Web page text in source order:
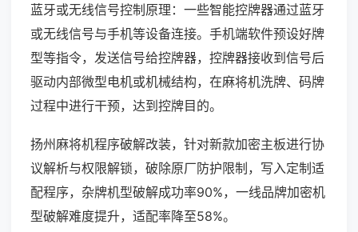
蓝牙或无线信号控制原理：一些智能控牌器通过蓝牙
或无线信号与手机等设备连接。手机端软件预设好牌
型等指令，发送信号给控牌器，控牌器接收到信号后
驱动内部微型电机或机械结构，在麻将机洗牌、码牌
过程中进行干预，达到控牌目的。
扬州麻将机程序破解改装，针对新款加密主板进行协
议解析与权限解锁，破除原厂防护限制，写入定制适
配程序，杂牌机型破解成功率90%，一线品牌加密机
型破解难度提升，适配率降至58%。